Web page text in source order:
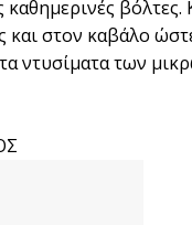
καθημερινές
στον καβάλο
ντυσίματα των